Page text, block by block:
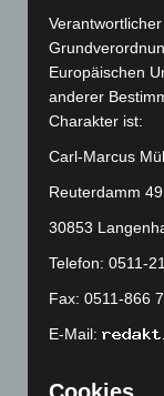
Mai 2025
(112)
April 2025(88)
März 2025(111)
November 2024
Oktober 2024
September 2024
August 2024
Europäischen
anderer
Charakter ist:
Carl-Marcus
Reuterdamm 49
30853
Telefon: 0511-
Fax: 0511-866
E-Mail:
Cookies